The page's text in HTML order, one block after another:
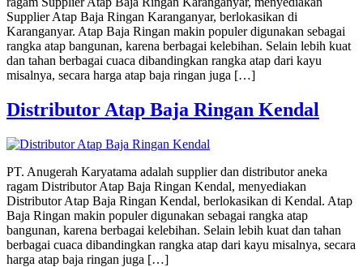
Supplier Atap Baja Ringan Karanganyar, berlokasikan di
Karanganyar. Atap Baja Ringan makin populer digunakan sebagai
rangka atap bangunan, karena berbagai kelebihan. Selain lebih kuat
dan tahan berbagai cuaca dibandingkan rangka atap dari kayu
misalnya, secara harga atap baja ringan juga […]
Distributor Atap Baja Ringan Kendal
PT. Anugerah Karyatama adalah supplier dan distributor aneka
ragam Distributor Atap Baja Ringan Kendal, menyediakan
Distributor Atap Baja Ringan Kendal, berlokasikan di Kendal. Atap
Baja Ringan makin populer digunakan sebagai rangka atap
bangunan, karena berbagai kelebihan. Selain lebih kuat dan tahan
berbagai cuaca dibandingkan rangka atap dari kayu misalnya, secara
harga atap baja ringan juga […]